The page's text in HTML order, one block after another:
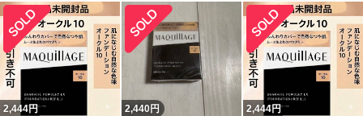
2,444円 2,440円 2,444円